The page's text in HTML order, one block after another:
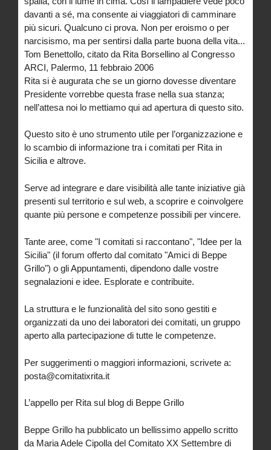
davanti a sé, ma consente ai viaggiatori di camminare
più sicuri. Qualcuno ci prova. Non per eroismo o per
narcisismo, ma per sentirsi dalla parte buona della vita...
Tom Benettollo, citato da Rita Borsellino al Congresso
ARCI, Palermo, 11 febbraio 2006
Rita si è augurata che se un giorno dovesse diventare
Presidente vorrebbe questa frase nella sua stanza;
nell’attesa noi lo mettiamo qui ad apertura di questo sito.
Questo sito è uno strumento utile per l’organizzazione e
lo scambio di informazione tra i comitati per Rita in
Sicilia e altrove.
Serve ad integrare e dare visibilità alle tante iniziative già
presenti sul territorio e sul web, a scoprire e coinvolgere
quante più persone e competenze possibili per vincere.
Tante aree, come "I comitati si raccontano", "Idee per la
Sicilia" (il forum offerto dal comitato "Amici di Beppe
Grillo") o gli Appuntamenti, dipendono dalle vostre
segnalazioni e idee. Esplorate e contribuite.
La struttura e le funzionalità del sito sono gestiti e
organizzati da uno dei laboratori dei comitati, un gruppo
aperto alla partecipazione di tutte le competenze.
Per suggerimenti o maggiori informazioni, scrivete a:
posta@comitatixrita.it
L’appello per Rita sul blog di Beppe Grillo
Beppe Grillo ha pubblicato un bellissimo appello scritto
da Maria Adele Cipolla del Comitato XX Settembre di